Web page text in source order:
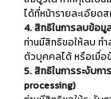
ได้ที่หน้ารายละเอียดส
4. สิทธิในการลบข้อ
ท่านมีสิทธิขอให้ลบ ท
ตัวบุคคลได้ หรือเมื่อ
5. สิทธิในการระงับ
processing)